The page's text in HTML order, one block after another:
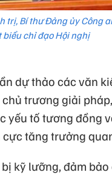
trị, Bí thư Đảng ủy Công
biểu chỉ đạo Hội nghị
dự thảo các văn
trương giải
yếu tố tương đồng
tăng trưởng
kỹ lưỡng, đảm